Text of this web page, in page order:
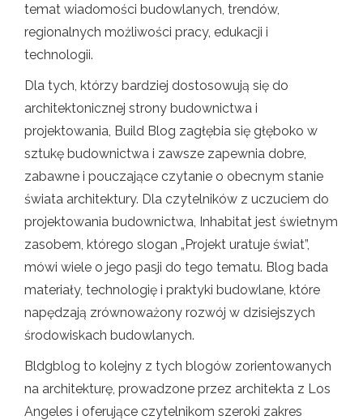
temat wiadomości budowlanych, trendów,
regionalnych możliwości pracy, edukacji i
technologii.
Dla tych, którzy bardziej dostosowują się do
architektonicznej strony budownictwa i
projektowania, Build Blog zagłębia się głęboko w
sztukę budownictwa i zawsze zapewnia dobre,
zabawne i pouczające czytanie o obecnym stanie
świata architektury. Dla czytelników z uczuciem do
projektowania budownictwa, Inhabitat jest świetnym
zasobem, którego slogan „Projekt uratuje świat”,
mówi wiele o jego pasji do tego tematu. Blog bada
materiały, technologię i praktyki budowlane, które
napędzają zrównoważony rozwój w dzisiejszych
środowiskach budowlanych.
Bldgblog to kolejny z tych blogów zorientowanych
na architekturę, prowadzone przez architekta z Los
Angeles i oferujące czytelnikom szeroki zakres